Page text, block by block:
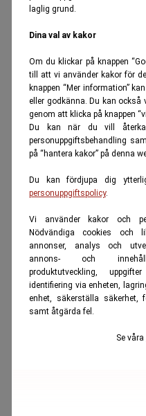
laglig grund.
Dina val av kakor
Om du klickar på knappen
till att vi använder kakor för
knappen “Mer information”
eller godkänna. Du kan
genom att klicka på knappen
Du kan när du vill
personuppgiftsbehandling
på “hantera kakor” på denna
Du kan fördjupa dig
personuppgiftspolicy.
Vi använder kakor och
Nödvändiga cookies och
annonser, analys och
annons- och
produktutveckling,
identifiering via enheten,
enhet, säkerställa säkerhet,
samt åtgärda fel.
Se våra